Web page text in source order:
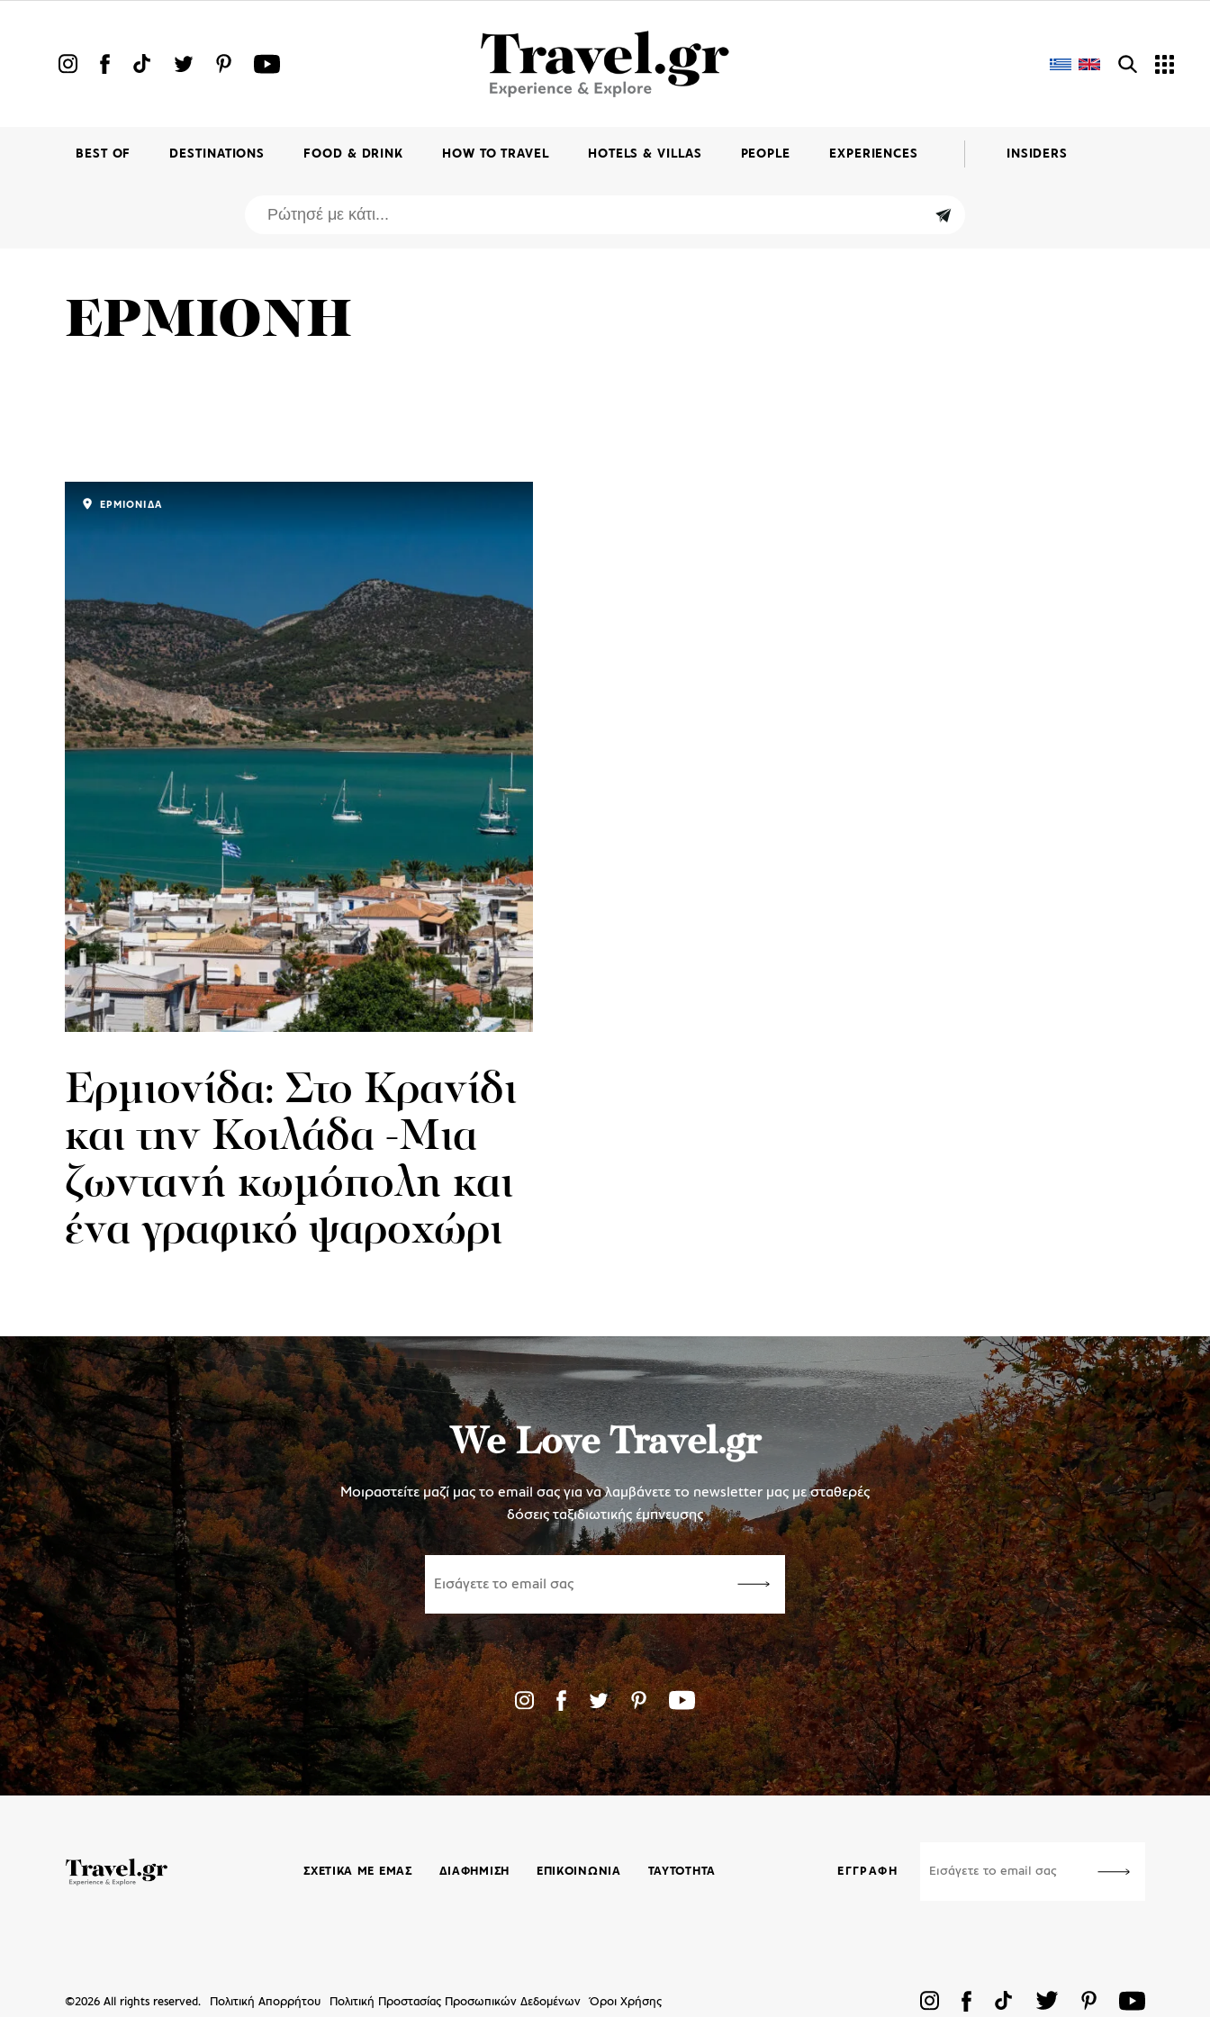
BEST OF DESTINATIONS FOOD & DRINK HOW TO TRAVEL HOTELS & VILLAS PEOPLE EXPERIENCES INSIDERS
ΕΡΜΙΟΝΗ
Ερμιονίδα: Στο Κρανίδι
και την Κοιλάδα -Μια
ζωντανή κωμόπολη και
ένα γραφικό ψαροχώρι
ΕΡΜΙΟΝΙΔΑ
We Love Travel.gr
Μοιραστείτε μαζί μας το email σας για να λαμβάνετε το newsletter μας με σταθερές
δόσεις ταξιδιωτικής έμπνευσης
ΣΧΕΤΙΚΑ ΜΕ ΕΜΑΣ ΔΙΑΦΗΜΙΣΗ ΕΠΙΚΟΙΝΩΝΊΑ ΤΑΥΤΟΤΗΤΑ ΕΓΓΡΑΦΉ
©2026 All rights reserved. Πολιτική Απορρήτου Πολιτική Προστασίας Προσωπικών Δεδομένων Όροι Χρήσης